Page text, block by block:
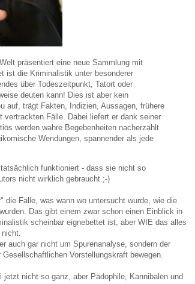
präsentiert eine neue Sammlung mit
ist die Kriminalistik unter besonderer
über Todeszeitpunkt, Tatort oder
deuten kann! Dies ist aber kein
auf, trägt Fakten, Indizien, Aussagen, frühere
vertrackten Fälle. Dabei liefert er dank seiner
werden wahre Begebenheiten nacherzählt
Wendungen, spannender als jede
funktioniert - dass sie nicht so
nicht wirklich gebraucht.;-)
Fälle, was wann wo untersucht wurde, wie die
Das gibt einem zwar schon einen Einblick in
scheinbar eignebettet ist, aber WIE das alles
auch gar nicht um Spurenanalyse, sondern der
Vorstellungskraft bewegen.
nicht so ganz, aber Pädophile, Kannibalen und